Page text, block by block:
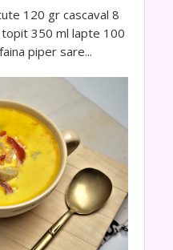
120 gr cascaval 8
350 ml lapte 100
piper sare...